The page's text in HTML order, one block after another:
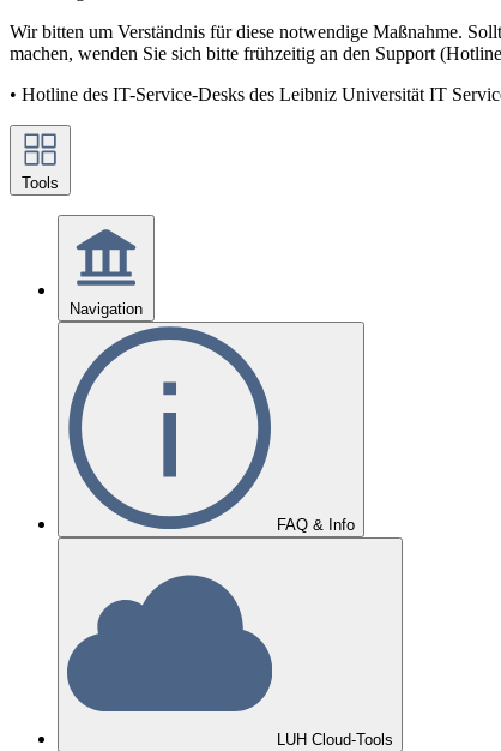
Wir bitten um Verständnis für diese notwendige Maßnahme.
machen, wenden Sie sich bitte frühzeitig an den Support
• Hotline des IT-Service-Desks des Leibniz Universität IT
Tools
Navigation
FAQ & Info
LUH Cloud-Tools